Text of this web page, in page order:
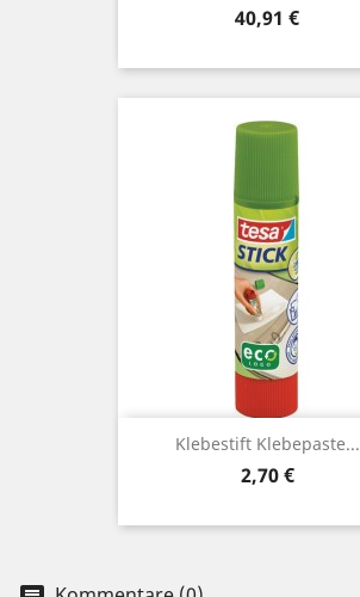
Preis
40,91 €
Klebestift Klebepaste...
Preis
2,70 €